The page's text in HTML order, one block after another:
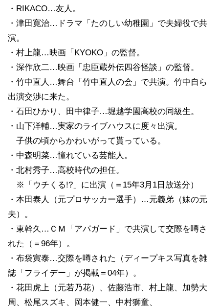
・RIKACO…友人。
・津田寛治…ドラマ「たのしい幼稚園」で夫婦役で共
演。
・村上龍…映画「KYOKO」の監督。
・深作欣二…映画「忠臣蔵外伝四谷怪談」の監督。
・竹中直人…舞台「竹中直人の会」で共演。竹中自ら
出演交渉に来た。
・石田ひかり、田中律子…堀越学園高校の同級生。
・山下洋輔…実家のライブハウスに度々出演。
子供の頃からかわいがって貰っている。
・中森明菜…憧れている芸能人。
・北村秀子…高校時代の担任。
※「ウチくる!?」に出演（＝15年3月1日放送分）
・本田泰人（元プロサッカー選手）…元義弟（妹の元
夫）。
・東幹久…ＣＭ「アパガード」で共演して交際を噂さ
れた（＝96年）。
・布袋寅泰…交際を噂された（ディープキス写真を雑
誌「フライデー」が掲載＝04年）。
・花田虎上（元若乃花）、佐藤浩市、村上龍、加勢大
周、松尾スズキ、岡本健一、中村獅童、